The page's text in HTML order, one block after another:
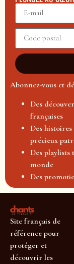
Abonnez-vous et
Des
françaises
Des
précieux
Des
monde
Des
Site français de
référence pour
protéger et
découvrir les